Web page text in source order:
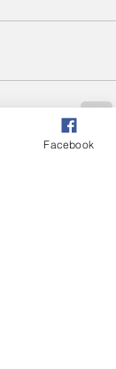
Ver tudo
Facebook